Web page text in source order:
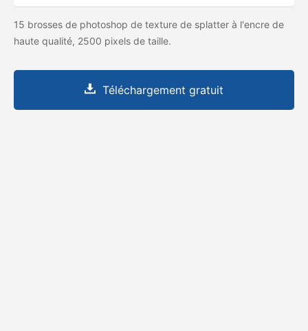
15 brosses de photoshop de texture de splatter à l'encre de
haute qualité, 2500 pixels de taille.
Téléchargement gratuit